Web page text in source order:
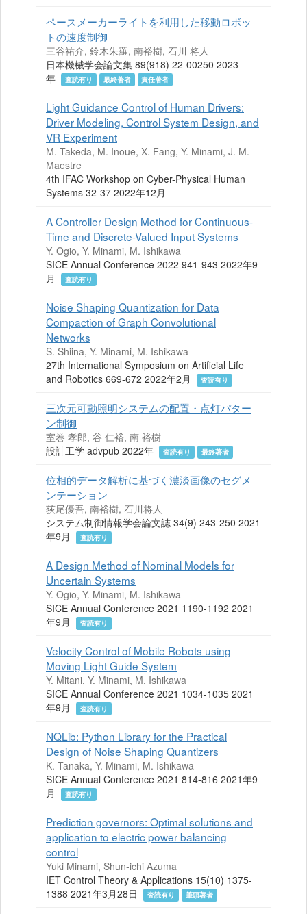
ペースメーカーライトを利用した移動ロボッ
トの速度制御
三谷祐介, 鈴木朱羅, 南裕樹, 石川 将人
日本機械学会論文集 89(918) 22-00250 2023
年
査読有り 最終著者 責任著者
Light Guidance Control of Human Drivers:
Driver Modeling, Control System Design, and
VR Experiment
M. Takeda, M. Inoue, X. Fang, Y. Minami, J. M.
Maestre
4th IFAC Workshop on Cyber-Physical Human
Systems 32-37 2022年12月
A Controller Design Method for Continuous-
Time and Discrete-Valued Input Systems
Y. Ogio, Y. Minami, M. Ishikawa
SICE Annual Conference 2022 941-943 2022年9
月
査読有り
Noise Shaping Quantization for Data
Compaction of Graph Convolutional
Networks
S. Shiina, Y. Minami, M. Ishikawa
27th International Symposium on Artificial Life
and Robotics 669-672 2022年2月
査読有り
三次元可動照明システムの配置・点灯パター
ン制御
室巻 孝郎, 谷 仁裕, 南 裕樹
設計工学 advpub 2022年
査読有り 最終著者
位相的データ解析に基づく濃淡画像のセグメ
ンテーション
荻尾優吾, 南裕樹, 石川将人
システム制御情報学会論文誌 34(9) 243-250 2021
年9月
査読有り
A Design Method of Nominal Models for
Uncertain Systems
Y. Ogio, Y. Minami, M. Ishikawa
SICE Annual Conference 2021 1190-1192 2021
年9月
査読有り
Velocity Control of Mobile Robots using
Moving Light Guide System
Y. Mitani, Y. Minami, M. Ishikawa
SICE Annual Conference 2021 1034-1035 2021
年9月
査読有り
NQLib: Python Library for the Practical
Design of Noise Shaping Quantizers
K. Tanaka, Y. Minami, M. Ishikawa
SICE Annual Conference 2021 814-816 2021年9
月
査読有り
Prediction governors: Optimal solutions and
application to electric power balancing
control
Yuki Minami, Shun‐ichi Azuma
IET Control Theory & Applications 15(10) 1375-
1388 2021年3月28日
査読有り 筆頭著者